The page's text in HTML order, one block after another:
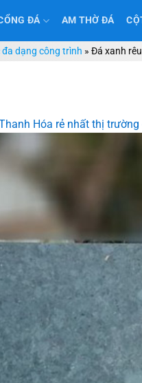
ĐÁ AM THỜ ĐÁ
dạng công trình » Đá xanh
Hóa rẻ nhất thị